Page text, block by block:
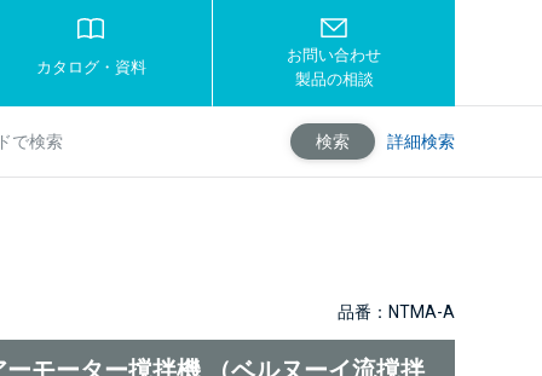
カタログ・資料
お問い合わせ
製品の相談
検索 詳細検索
品番：NTMA-A
モーター撹拌機 （ベルヌーイ流撹拌